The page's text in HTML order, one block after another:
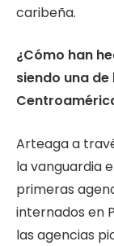
caribeña.
¿Cómo han
siendo una
Arteaga a
la vanguardia
primeras
internados en
las agencias